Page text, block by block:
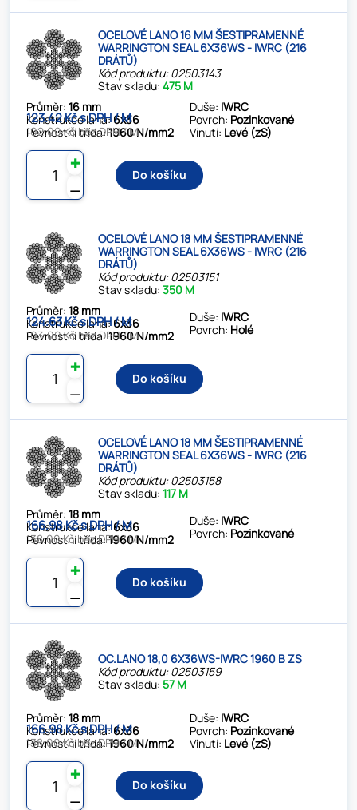
OCELOVÉ LANO 16 MM ŠESTIPRAMENNÉ
WARRINGTON SEAL 6X36WS - IWRC (216
DRÁTŮ)
Kód produktu: 02503143
Stav skladu:475 M
Průměr:16 mm
Konstrukce lana:6x36
Pevnostní třída:1960 N/mm2
Duše: IWRC
Povrch: Pozinkované
Vinutí: Levé (zS)
123.42 Kč s DPH / M
102.00 Kč bez DPH / M
⚊
✚
Do košíku
OCELOVÉ LANO 18 MM ŠESTIPRAMENNÉ
WARRINGTON SEAL 6X36WS - IWRC (216
DRÁTŮ)
Kód produktu: 02503151
Stav skladu:350 M
Průměr:18 mm
Konstrukce lana:6x36
Pevnostní třída:1960 N/mm2
Duše: IWRC
Povrch: Holé
124.63 Kč s DPH / M
103.00 Kč bez DPH / M
⚊
✚
Do košíku
OCELOVÉ LANO 18 MM ŠESTIPRAMENNÉ
WARRINGTON SEAL 6X36WS - IWRC (216
DRÁTŮ)
Kód produktu: 02503158
Stav skladu:117 M
Průměr:18 mm
Konstrukce lana:6x36
Pevnostní třída:1960 N/mm2
Duše: IWRC
Povrch: Pozinkované
166.98 Kč s DPH / M
138.00 Kč bez DPH / M
⚊
✚
Do košíku
OC.LANO 18,0 6X36WS-IWRC 1960 B ZS
Kód produktu: 02503159
Stav skladu:57 M
Průměr:18 mm
Konstrukce lana:6x36
Pevnostní třída:1960 N/mm2
Duše: IWRC
Povrch: Pozinkované
Vinutí: Levé (zS)
166.98 Kč s DPH / M
138.00 Kč bez DPH / M
⚊
✚
Do košíku